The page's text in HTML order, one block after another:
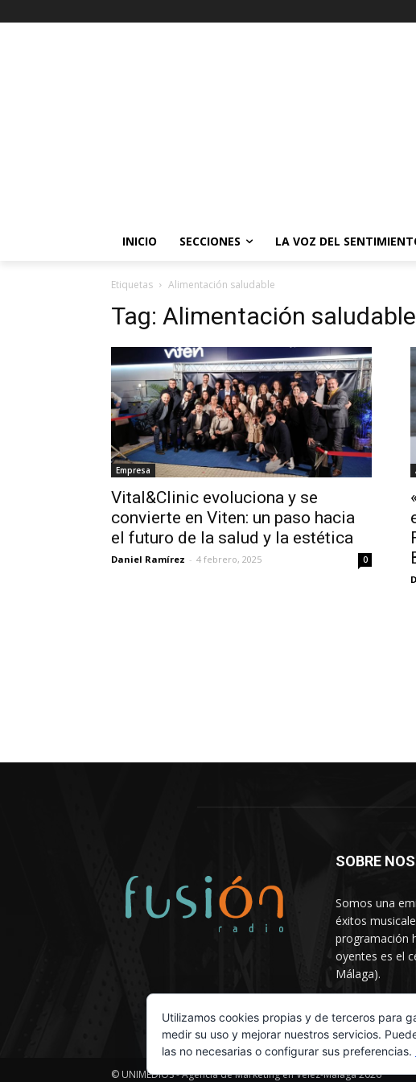
INICIO SECCIONES LA VOZ DEL
Etiquetas Alimentación saludable
Tag: Alimentación saludable
Empresa
Vital&Clinic evoluciona y se
convierte en Viten: un paso hacia
el futuro de la salud y la estética
Daniel Ramírez - 4 febrero, 2025 0
SOBRE
Somos una
éxitos
programación
oyentes es el
Málaga).
© UNIMEDIOS - Agencia de Marketing en Vélez-Málaga 2026
Utilizamos cookies propias y de terceros para
medir su uso y mejorar nuestros servicios.
las no necesarias o configurar sus preferencias.